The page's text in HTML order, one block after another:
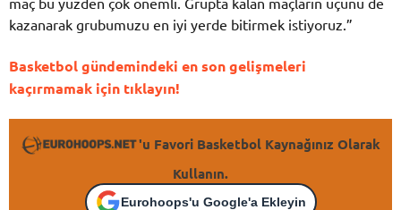
kazanarak grubumuzu en iyi yerde bitirmek istiyoruz.”
Basketbol gündemindeki en son gelişmeleri
kaçırmamak için tıklayın!
'u Favori Basketbol Kaynağınız Olarak
Kullanın.
Eurohoops'u Google'a Ekleyin